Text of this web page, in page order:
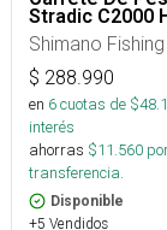
Stradic C2000
Shimano Fishing
$ 288.990
en 6cuotas de $
interés
ahorras $11.560
transferencia.
Disponible
+5 Vendidos